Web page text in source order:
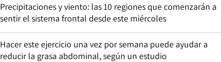
Precipitaciones y viento: las 10 regiones que comenzarán a
sentir el sistema frontal desde este miércoles
Hacer este ejercicio una vez por semana puede ayudar a
reducir la grasa abdominal, según un estudio